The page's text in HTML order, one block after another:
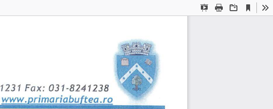
Presentation
Print Download
Current
View
1231 Fa x: 031-8241238
www.primariabuftea.ro